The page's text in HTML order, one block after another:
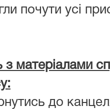
почути усі
матеріалами
до